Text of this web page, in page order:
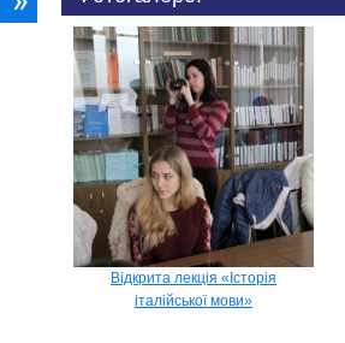
Відкрита лекція «Історія
італійської мови»